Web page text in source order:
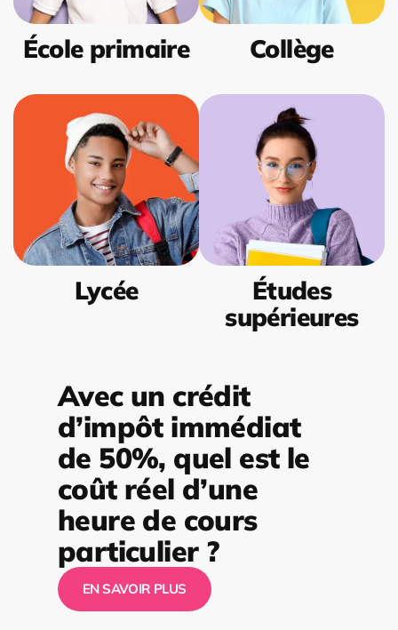
École primaire Collège
Lycée
Études
supérieures
Avec un crédit
d’impôt immédiat
de 50%, quel est le
coût réel d’une
heure de cours
particulier ?
EN SAVOIR PLUS